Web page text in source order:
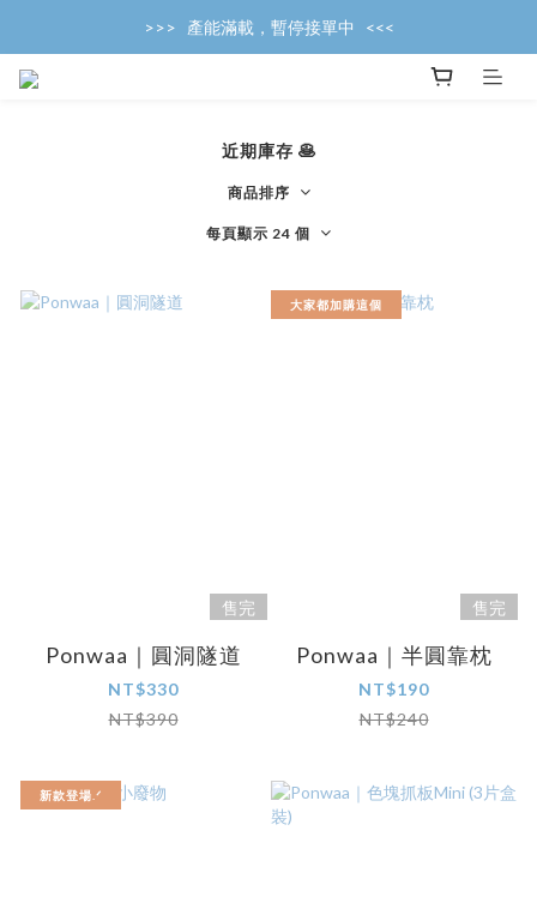
>>>   產能滿載，暫停接單中   <<<
>>>   產能滿載，暫停接單中   <<<
近期庫存 🥞
商品排序
每頁顯示 24 個
售完
Ponwaa｜圓洞隧道
NT$330
NT$390
大家都加購這個
售完
Ponwaa｜半圓靠枕
NT$190
NT$240
新款登場.ᐟ